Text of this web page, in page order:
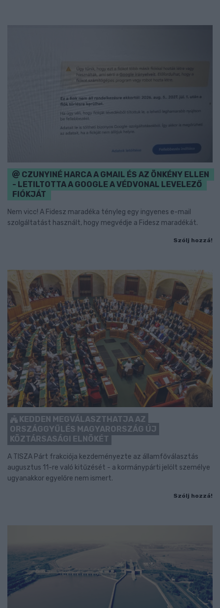
CZUNYINÉ HARCA A GMAIL ÉS AZ ÖNKÉNY ELLEN
- LETILTOTTA A GOOGLE A VÉDVONAL LEVELEZŐ
FIÓKJÁT
Nem vicc! A Fidesz maradéka tényleg egy ingyenes e-mail
szolgáltatást használt, hogy megvédje a Fidesz maradékát.
Szólj hozzá!
KEDDEN MEGVÁLASZTHATJA AZ
ORSZÁGGYŰLÉS MAGYARORSZÁG ÚJ
KÖZTÁRSASÁGI ELNÖKÉT
A TISZA Párt frakciója kezdeményezte az államfőválasztás
augusztus 11-re való kitűzését - a kormánypárti jelölt személye
ugyanakkor egyelőre nem ismert.
Szólj hozzá!